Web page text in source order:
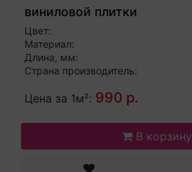
виниловой плитки
Цвет:
Материал:
Длина, мм:
Страна производитель:
Цена за 1м²: 990 р.
В корзину